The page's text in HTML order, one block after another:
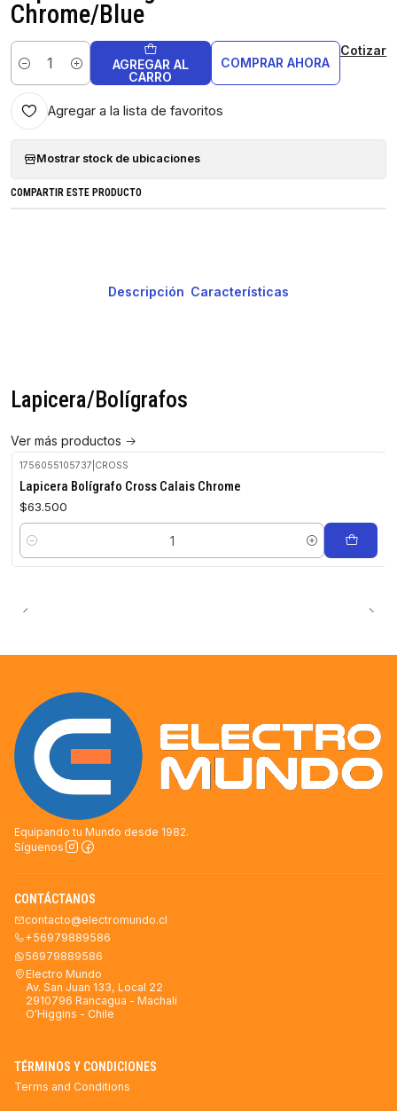
Chrome/Blue
Cantidad
AGREGAR AL
CARRO
COMPRAR AHORA
Cotizar
Agregar a la lista de favoritos
Mostrar stock de ubicaciones
COMPARTIR ESTE PRODUCTO
Descripción Características
Lapicera/Bolígrafos
Ver más productos
1756055105737 CROSS
Lapicera Bolígrafo Cross Calais Chrome
$63.500
Cantidad
Equipando tu Mundo desde 1982.
Síguenos
CONTÁCTANOS
contacto@electromundo.cl
+56979889586
56979889586
Electro Mundo
Av. San Juan 133, Local 22
2910796 Rancagua - Machalí
O'Higgins - Chile
TÉRMINOS Y CONDICIONES
Terms and Conditions